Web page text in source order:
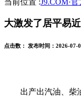
大激发了居平易
点击数： 发布时间： 2026-07-
出产出汽油、柴油